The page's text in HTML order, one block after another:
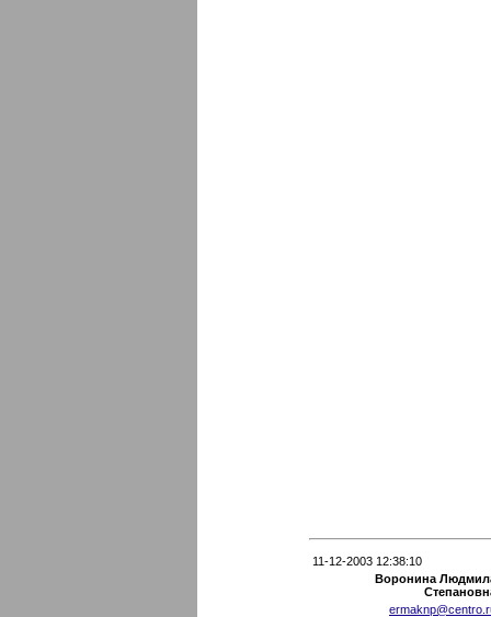
11-12-2003 12:38:10
Воронина